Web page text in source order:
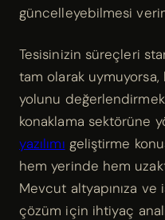
güncelleyebilmesi
Tesisinizin süreçleri
tam olarak
yolunu değerlendirmek
konaklama sektörüne
yazılımı geliştirme
hem yerinde hem
Mevcut altyapınıza ve
çözüm için ihtiyaç